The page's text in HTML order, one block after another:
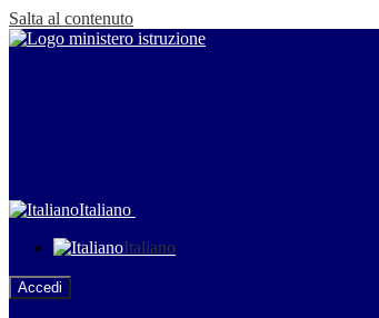
Salta al contenuto
Italiano
Italiano
Accedi